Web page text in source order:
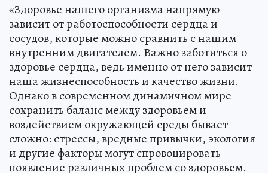
«Здоровье нашего организма напрямую
зависит от работоспособности сердца и
сосудов, которые можно сравнить с нашим
внутренним двигателем. Важно заботиться о
здоровье сердца, ведь именно от него зависит
наша жизнеспособность и качество жизни.
Однако в современном динамичном мире
сохранить баланс между здоровьем и
воздействием окружающей среды бывает
сложно: стрессы, вредные привычки, экология
и другие факторы могут спровоцировать
появление различных проблем со здоровьем.